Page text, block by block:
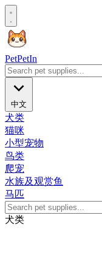
PetPetIn
中文
犬类
猫咪
小型宠物
鸟类
爬宠
水族及观赏鱼
马匹
犬类